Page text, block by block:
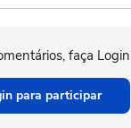
faça
para participar